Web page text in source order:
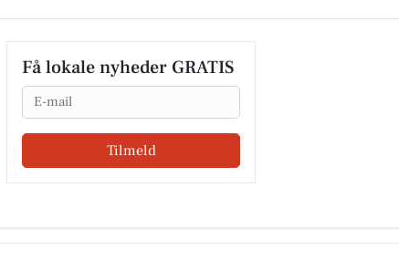
Få lokale nyheder GRATIS
Email
Tilmeld